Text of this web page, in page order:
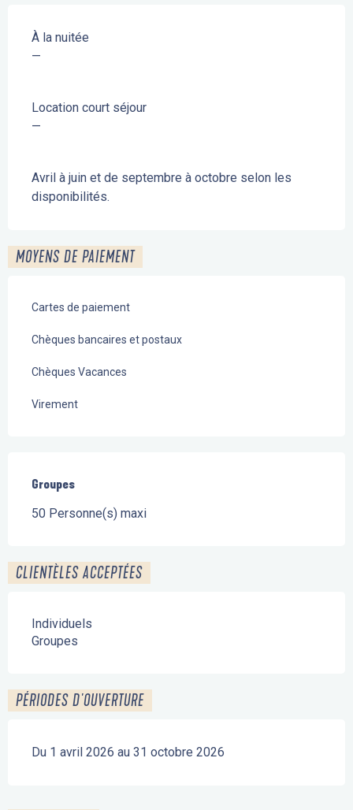
À la nuitée
—
Location court séjour
—
Avril à juin et de septembre à octobre selon les
disponibilités.
MOYENS DE PAIEMENT
Cartes de paiement
Chèques bancaires et postaux
Chèques Vacances
Virement
Groupes
Groupes
50 Personne(s) maxi
CLIENTÈLES ACCEPTÉES
Individuels
Groupes
PÉRIODES D'OUVERTURE
Du 1 avril 2026 au 31 octobre 2026